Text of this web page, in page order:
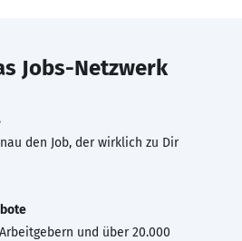
Jobs-Netzwerk
den Job, der wirklich zu Dir
und über 20.000